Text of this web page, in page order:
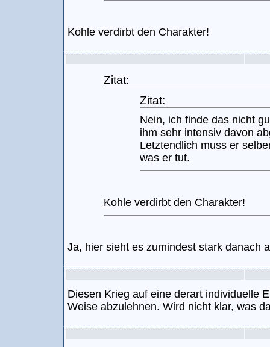
Kohle verdirbt den Charakter!
Zitat:
Zitat:
Nein, ich finde das nicht
ihm sehr intensiv davon
Letztendlich muss er
was er tut.
Kohle verdirbt den Charakter!
Ja, hier sieht es zumindest stark danach
Diesen Krieg auf eine derart individuelle
Weise abzulehnen. Wird nicht klar, was